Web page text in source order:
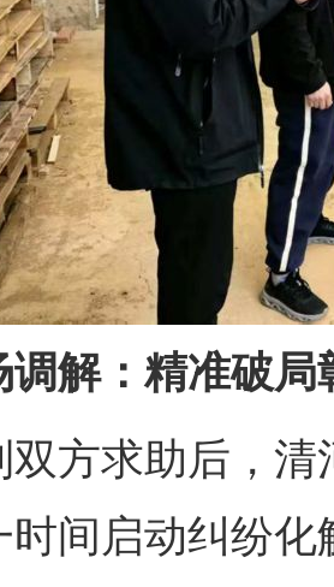
：精准破局
求助后，清
时间启动纠纷化